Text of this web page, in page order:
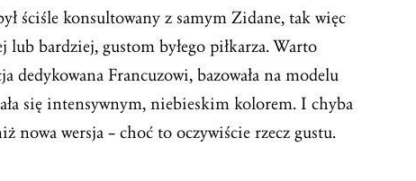
ściśle konsultowany z samym Zidane, tak więc
lub bardziej, gustom byłego piłkarza. Warto
dedykowana Francuzowi, bazowała na modelu
się intensywnym, niebieskim kolorem. I chyba
nowa wersja – choć to oczywiście rzecz gustu.